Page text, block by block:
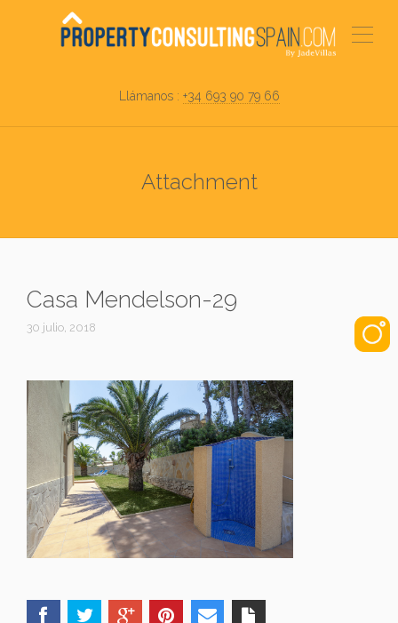
Llámanos : +34 693 90 79 66
Attachment
Casa Mendelson-29
30 julio, 2018